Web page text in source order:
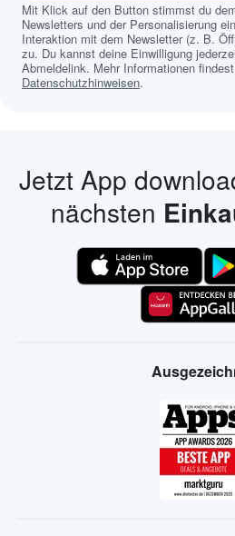
Mit Klick auf den Button stimmst du
Newsletters und der Personalisierung
Interaktion mit dem Newsletter (z. B.
zu. Du kannst deine Einwilligung
Abmeldelink. Mehr Informationen
Datenschutzhinweisen.
Jetzt App
nächsten